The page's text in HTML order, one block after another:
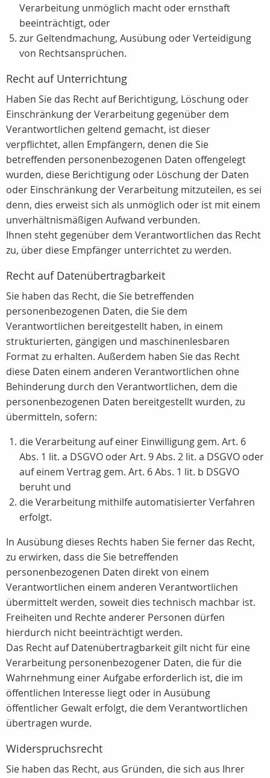
Verarbeitung unmöglich macht oder ernsthaft
beeinträchtigt, oder
zur Geltendmachung, Ausübung oder Verteidigung
von Rechtsansprüchen.
Recht auf Unterrichtung
Haben Sie das Recht auf Berichtigung, Löschung oder
Einschränkung der Verarbeitung gegenüber dem
Verantwortlichen geltend gemacht, ist dieser
verpflichtet, allen Empfängern, denen die Sie
betreffenden personenbezogenen Daten offengelegt
wurden, diese Berichtigung oder Löschung der Daten
oder Einschränkung der Verarbeitung mitzuteilen, es sei
denn, dies erweist sich als unmöglich oder ist mit einem
unverhältnismäßigen Aufwand verbunden.
Ihnen steht gegenüber dem Verantwortlichen das Recht
zu, über diese Empfänger unterrichtet zu werden.
Recht auf Datenübertragbarkeit
Sie haben das Recht, die Sie betreffenden
personenbezogenen Daten, die Sie dem
Verantwortlichen bereitgestellt haben, in einem
strukturierten, gängigen und maschinenlesbaren
Format zu erhalten. Außerdem haben Sie das Recht
diese Daten einem anderen Verantwortlichen ohne
Behinderung durch den Verantwortlichen, dem die
personenbezogenen Daten bereitgestellt wurden, zu
übermitteln, sofern:
die Verarbeitung auf einer Einwilligung gem. Art. 6
Abs. 1 lit. a DSGVO oder Art. 9 Abs. 2 lit. a DSGVO oder
auf einem Vertrag gem. Art. 6 Abs. 1 lit. b DSGVO
beruht und
die Verarbeitung mithilfe automatisierter Verfahren
erfolgt.
In Ausübung dieses Rechts haben Sie ferner das Recht,
zu erwirken, dass die Sie betreffenden
personenbezogenen Daten direkt von einem
Verantwortlichen einem anderen Verantwortlichen
übermittelt werden, soweit dies technisch machbar ist.
Freiheiten und Rechte anderer Personen dürfen
hierdurch nicht beeinträchtigt werden.
Das Recht auf Datenübertragbarkeit gilt nicht für eine
Verarbeitung personenbezogener Daten, die für die
Wahrnehmung einer Aufgabe erforderlich ist, die im
öffentlichen Interesse liegt oder in Ausübung
öffentlicher Gewalt erfolgt, die dem Verantwortlichen
übertragen wurde.
Widerspruchsrecht
Sie haben das Recht, aus Gründen, die sich aus Ihrer